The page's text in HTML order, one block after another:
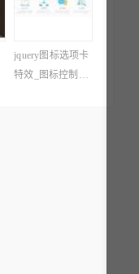
jquery图标选项卡
特效_图标控制选